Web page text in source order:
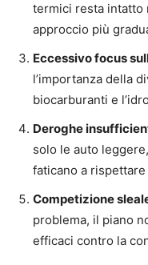
termici resta intatto
approccio più
Eccessivo focus
l’importanza della
biocarburanti e
Deroghe
solo le auto
faticano a
Competizione
problema, il piano
efficaci contro la